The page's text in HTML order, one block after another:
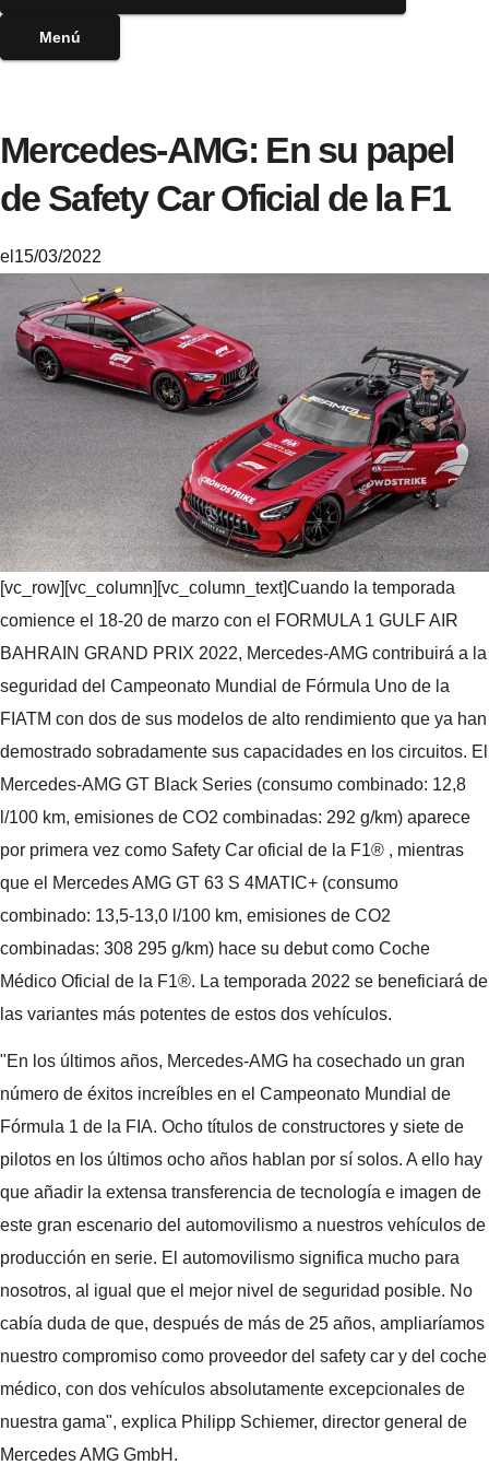
Menú
Mercedes-AMG: En su papel
de Safety Car Oficial de la F1
el 15/03/2022
[vc_row][vc_column][vc_column_text]Cuando la temporada
comience el 18-20 de marzo con el FORMULA 1 GULF AIR
BAHRAIN GRAND PRIX 2022, Mercedes-AMG contribuirá a la
seguridad del Campeonato Mundial de Fórmula Uno de la
FIATM con dos de sus modelos de alto rendimiento que ya han
demostrado sobradamente sus capacidades en los circuitos. El
Mercedes-AMG GT Black Series (consumo combinado: 12,8
l/100 km, emisiones de CO2 combinadas: 292 g/km) aparece
por primera vez como Safety Car oficial de la F1® , mientras
que el Mercedes AMG GT 63 S 4MATIC+ (consumo
combinado: 13,5-13,0 l/100 km, emisiones de CO2
combinadas: 308 295 g/km) hace su debut como Coche
Médico Oficial de la F1®. La temporada 2022 se beneficiará de
las variantes más potentes de estos dos vehículos.
"En los últimos años, Mercedes-AMG ha cosechado un gran
número de éxitos increíbles en el Campeonato Mundial de
Fórmula 1 de la FIA. Ocho títulos de constructores y siete de
pilotos en los últimos ocho años hablan por sí solos. A ello hay
que añadir la extensa transferencia de tecnología e imagen de
este gran escenario del automovilismo a nuestros vehículos de
producción en serie. El automovilismo significa mucho para
nosotros, al igual que el mejor nivel de seguridad posible. No
cabía duda de que, después de más de 25 años, ampliaríamos
nuestro compromiso como proveedor del safety car y del coche
médico, con dos vehículos absolutamente excepcionales de
nuestra gama", explica Philipp Schiemer, director general de
Mercedes AMG GmbH.